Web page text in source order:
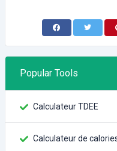
Popular Tools
Calculateur TDEE
Calculateur de